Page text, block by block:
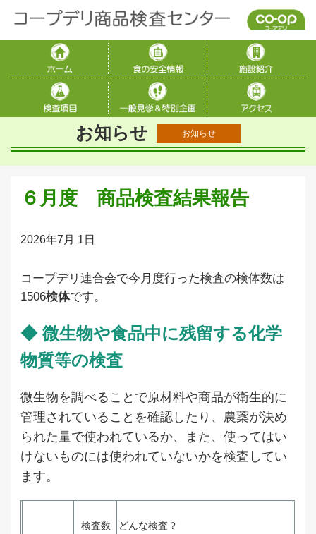
お知らせ お知らせ
６月度 商品検査結果報告
2026年7月 1日
コープデリ連合会で今月度行った検査の検体数は
1506検体です。
◆ 微生物や食品中に残留する化学
物質等の検査
微生物を調べることで原材料や商品が衛生的に
管理されていることを確認したり、農薬が決め
られた量で使われているか、また、使ってはい
けないものには使われていないかを検査してい
ます。
検査数 どんな検査？